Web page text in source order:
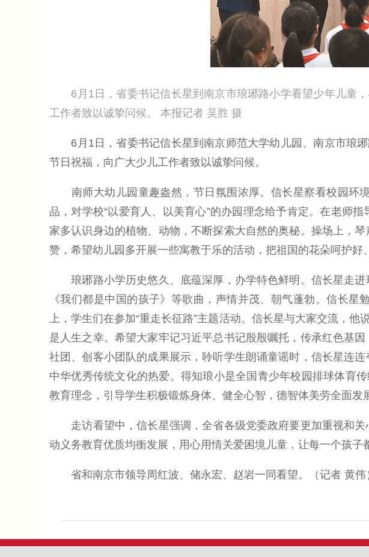
6月1日，省委书记信长星到南京市琅琊路小学看望少年儿童，
工作者致以诚挚问候。 本报记者 吴胜 摄
6月1日，省委书记信长星到南京师范大学幼儿园、南京市琅琊
节日祝福，向广大少儿工作者致以诚挚问候。
南师大幼儿园童趣盎然，节日氛围浓厚。信长星察看校园环
品，对学校“以爱育人、以美育心”的办园理念给予肯定。在老师
家多认识身边的植物、动物，不断探索大自然的奥秘。操场上，
赞，希望幼儿园多开展一些寓教于乐的活动，把祖国的花朵呵护好
琅琊路小学历史悠久、底蕴深厚，办学特色鲜明。信长星走进
《我们都是中国的孩子》等歌曲，声情并茂、朝气蓬勃。信长
上，学生们在参加“重走长征路”主题活动。信长星与大家交流，
是人生之幸。希望大家牢记习近平总书记殷殷嘱托，传承红色基
社团、创客小团队的成果展示，聆听学生朗诵童谣时，信长星连
中华优秀传统文化的热爱。得知琅小是全国青少年校园排球体育
教育理念，引导学生积极锻炼身体、健全心智，德智体美劳全面发
走访看望中，信长星强调，全省各级党委政府要更加重视和关
动义务教育优质均衡发展，用心用情关爱困境儿童，让每一个孩子
省和南京市领导周红波、储永宏、赵岩一同看望。（记者 黄伟